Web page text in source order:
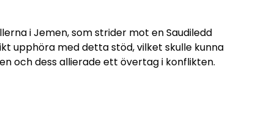
i Jemen, som strider mot en Saudiledd
upphöra med detta stöd, vilket skulle kunna
och dess allierade ett övertag i konflikten.